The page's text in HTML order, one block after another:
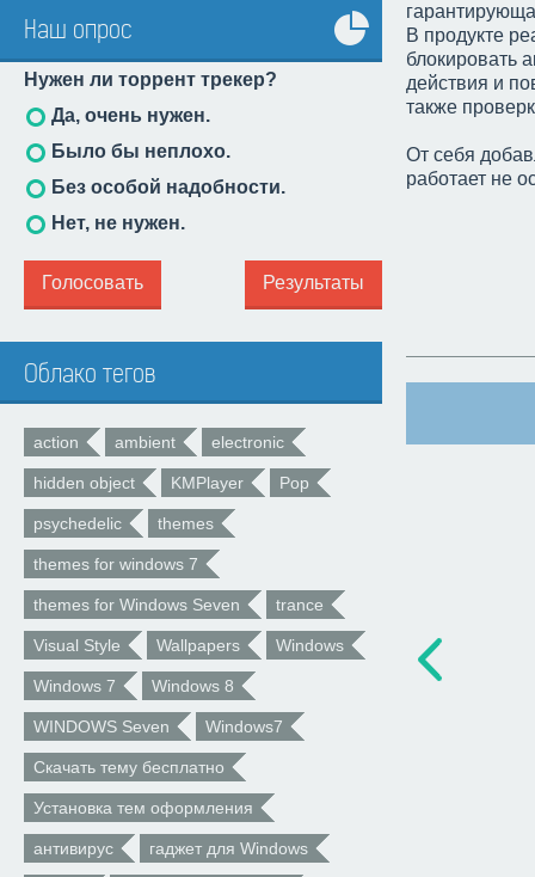
Наш опрос
Все
опросы
Нужен ли торрент трекер?
Да, очень нужен.
Было бы неплохо.
Без особой надобности.
Нет, не нужен.
Голосовать Результаты
Облако тегов
action ambient electronic
hidden object KMPlayer Pop
psychedelic themes
themes for windows 7
themes for Windows Seven trance
Visual Style Wallpapers Windows
Windows 7 Windows 8
WINDOWS Seven Windows7
Скачать тему бесплатно
Установка тем оформления
антивирус гаджет для Windows
В продукте
блокировать
действия и
также
От себя
работает не